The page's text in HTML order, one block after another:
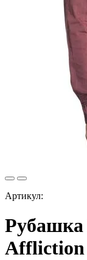
Артикул:
Affliction